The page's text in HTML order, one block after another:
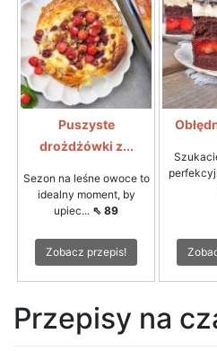
Puszyste
drożdżówki z...
Sezon na leśne owoce to
idealny moment, by
upiec... ⇖ 89
Zobacz przepis!
Przepisy na